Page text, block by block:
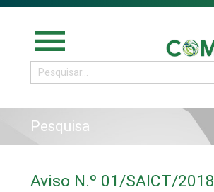
menu
Pesquisa
Aviso N.º 01/SAICT/2018